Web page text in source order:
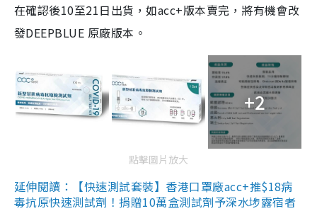
在確認後10至21日出貨，如acc+版本賣完，將有機會改
發DEEPBLUE 原廠版本。
+2
點擊圖片放大
延伸閱讀：【快速測試套裝】香港口罩廠acc+推$18病
毒抗原快速測試劑！捐贈10萬盒測試劑予深水埗露宿者